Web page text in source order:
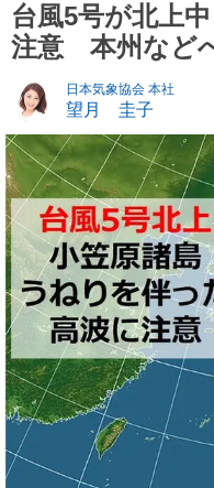
台風5号が北上
注意 本州など
日本気象協会 本社
望月 圭子